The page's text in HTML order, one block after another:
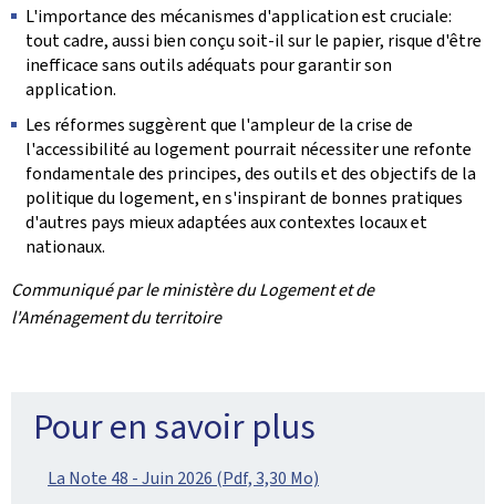
L'importance des mécanismes d'application est cruciale:
tout cadre, aussi bien conçu soit-il sur le papier, risque d'être
inefficace sans outils adéquats pour garantir son
application.
Les réformes suggèrent que l'ampleur de la crise de
l'accessibilité au logement pourrait nécessiter une refonte
fondamentale des principes, des outils et des objectifs de la
politique du logement, en s'inspirant de bonnes pratiques
d'autres pays mieux adaptées aux contextes locaux et
nationaux.
Communiqué par le ministère du Logement et de
l'Aménagement du territoire
Pour en savoir plus
La Note 48 - Juin 2026 (Pdf, 3,30 Mo)